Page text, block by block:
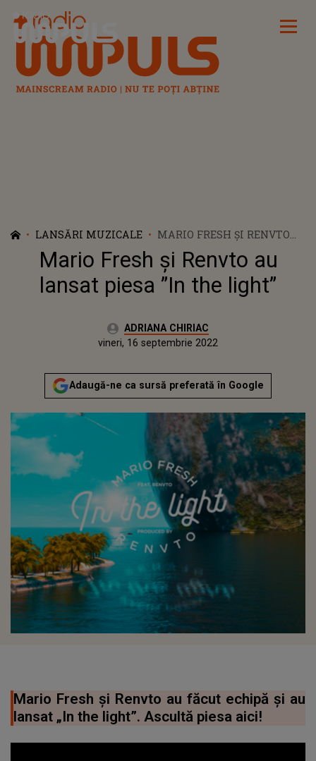
Radio Impuls
LANSĂRI MUZICALE
MARIO FRESH ȘI RENVTO
AU LANSAT PIESA ”IN THE
LIGHT”
Mario Fresh și Renvto au
lansat piesa ”In the light”
Autor:ADRIANA CHIRIAC
vineri, 16 septembrie 2022
Actualizat:
vineri, 16 septembrie 2022
Adaugă-ne ca sursă preferată în Google
Mario Fresh și Renvto au făcut echipă și au
lansat „In the light”. Ascultă piesa aici!